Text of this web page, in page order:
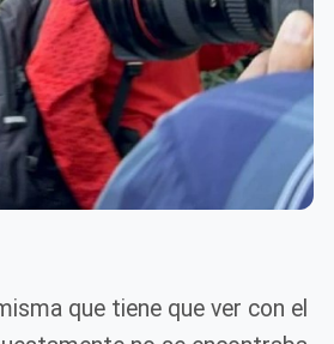
que tiene que ver con el